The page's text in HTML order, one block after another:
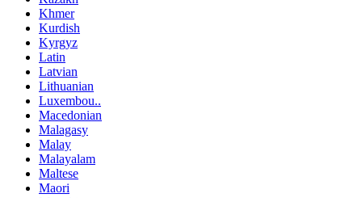
Khmer
Kurdish
Kyrgyz
Latin
Latvian
Lithuanian
Luxembou..
Macedonian
Malagasy
Malay
Malayalam
Maltese
Maori